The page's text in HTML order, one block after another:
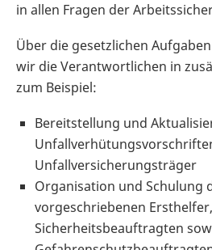
in allen Fragen der
Über die gesetzlichen
wir die Verantwortlichen in
zum Beispiel:
Bereitstellung und
Unfallversicherungsträger
Organisation und Schulung
vorgeschriebenen Ersthelfer,
Sicherheitsbeauftragten